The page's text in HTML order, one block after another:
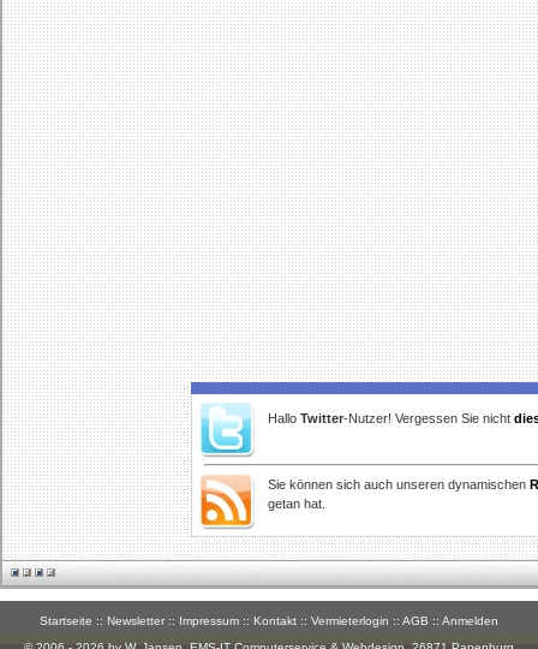
Hallo Twitter-Nutzer! Vergessen Sie nicht
Sie können sich auch unseren dynamischen
getan hat.
Startseite :: Newsletter :: Impressum :: Kontakt :: Vermieterlogin :: AGB :: Anmelden